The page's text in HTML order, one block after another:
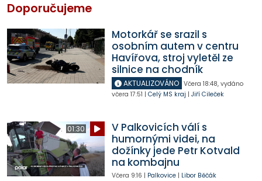
Doporučujeme
Motorkář se srazil s
osobním autem v centru
Havířova, stroj vyletěl ze
silnice na chodník
AKTUALIZOVÁNO Včera 18:48, vydáno
včera 17:51 | Celý MS kraj | Jiří Cileček
01:30
V Palkovicích válí s
humornými videi, na
dožínky jede Petr Kotvald
na kombajnu
Včera 9:16 | Palkovice| Libor Běčák